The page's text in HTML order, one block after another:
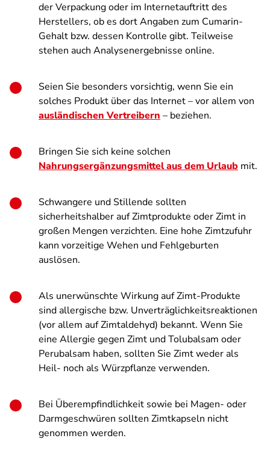
der Verpackung oder im Internetauftritt des
Herstellers, ob es dort Angaben zum Cumarin-
Gehalt bzw. dessen Kontrolle gibt. Teilweise
stehen auch Analysenergebnisse online.
Seien Sie besonders vorsichtig, wenn Sie ein
solches Produkt über das Internet – vor allem von
ausländischen Vertreibern – beziehen.
Bringen Sie sich keine solchen
Nahrungsergänzungsmittel aus dem Urlaub mit.
Schwangere und Stillende sollten
sicherheitshalber auf Zimtprodukte oder Zimt in
großen Mengen verzichten. Eine hohe Zimtzufuhr
kann vorzeitige Wehen und Fehlgeburten
auslösen.
Als unerwünschte Wirkung auf Zimt-Produkte
sind allergische bzw. Unverträglichkeitsreaktionen
(vor allem auf Zimtaldehyd) bekannt. Wenn Sie
eine Allergie gegen Zimt und Tolubalsam oder
Perubalsam haben, sollten Sie Zimt weder als
Heil- noch als Würzpflanze verwenden.
Bei Überempfindlichkeit sowie bei Magen- oder
Darmgeschwüren sollten Zimtkapseln nicht
genommen werden.